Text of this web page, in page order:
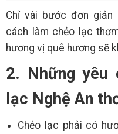
Chỉ vài bước đơn giản
cách làm chẻo lạc
hương vị quê hương sẽ
2. Những yêu
lạc Nghệ An
Chẻo lạc phải có